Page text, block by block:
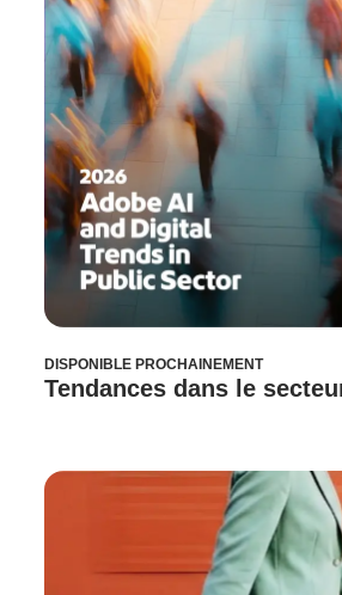
DISPONIBLE PROCHAINEMENT
Tendances dans le